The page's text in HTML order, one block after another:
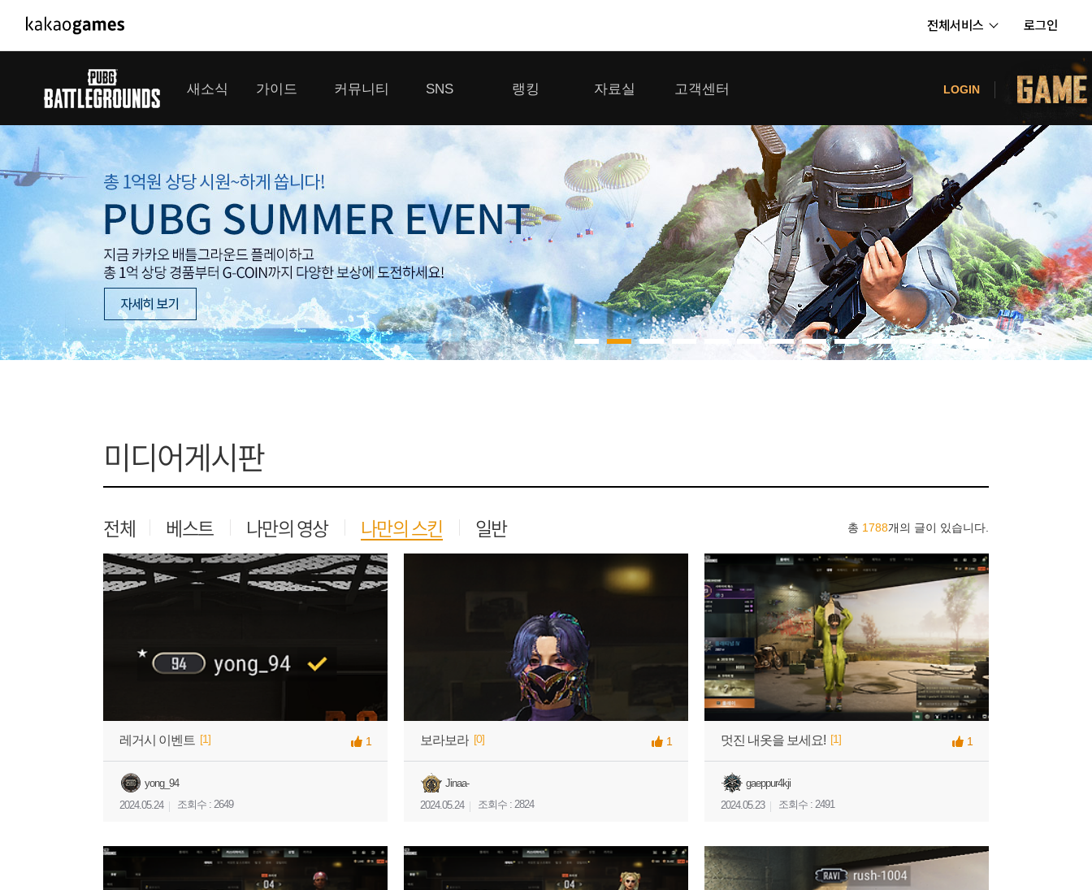
전체서비스 로그인
PC/모바일게임
도깨비의세계
오딘: 발할라 라이징
아키에이지 워
아레스 : 라이즈 오브 가디언즈
배틀그라운드
패스 오브 엑자일
우마무스메 프리티 더비
가디언 테일즈
프린세스 커넥트 Re:Dive
프렌즈팝콘
내정보
보안센터
고객센터
공지사항
카카오게임즈 PC방
게임코인
게임시간선택제
새소식
공지사항
GM소식
이벤트
업데이트
대회소식
가이드
게임 가이드
커뮤니티
미디어 게시판
클랜 라운지
모집 게시판
SNS
톡채널
랭킹
클랜 생존 리더보드
내 전적 히스토리
자료실
다운로드
고객센터
이용제한 이의신청
보안센터
LOGIN
미디어게시판
전체 베스트 나만의 영상 나만의 스킨 일반 총 1788개의 글이 있습니다.
1
[1]
레거시 이벤트
yong_94
2024.05.24
조회수 : 2649
1
[0]
보라보라
Jinaa-
2024.05.24
조회수 : 2824
1
[1]
멋진 내옷을 보세요!
gaeppur4kji
2024.05.23
조회수 : 2491